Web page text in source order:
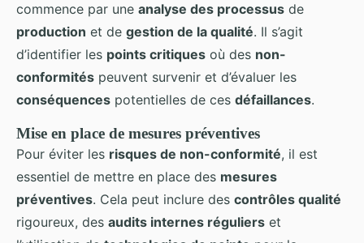
commence par une analyse des processus de
production et de gestion de la qualité. Il s’agit
d’identifier les points critiques où des non-
conformités peuvent survenir et d’évaluer les
conséquences potentielles de ces défaillances.
Mise en place de mesures préventives
Pour éviter les risques de non-conformité, il est
essentiel de mettre en place des mesures
préventives. Cela peut inclure des contrôles qualité
rigoureux, des audits internes réguliers et